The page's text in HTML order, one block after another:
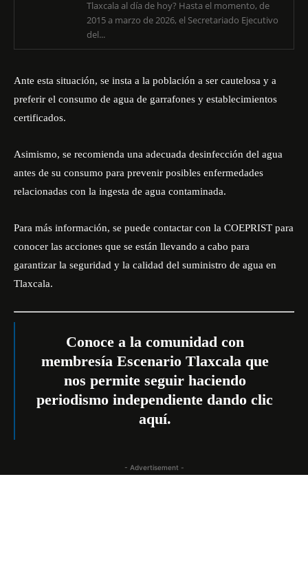
Tlaxcala al día de hoy? Hasta el momento, de
2015 a marzo de 2026, el Secretariado Ejecutivo
del...
Ante esta situación, se insta a la población a ser cautelosa y a
preferir el consumo de agua de garrafones y establecimientos
certificados.
Asimismo, se recomienda una adecuada desinfección del agua
antes de su consumo para prevenir posibles enfermedades
relacionadas con la ingesta de agua contaminada.
Para más información, se puede contactar con la COEPRIST para
conocer las acciones que se están llevando a cabo para
garantizar la seguridad y la calidad del suministro de agua en
Tlaxcala.
Conoce a la comunidad con
membresía Escenario Tlaxcala que
nos permite seguir haciendo
periodismo independiente dando clic
aquí.
- Advertisement -